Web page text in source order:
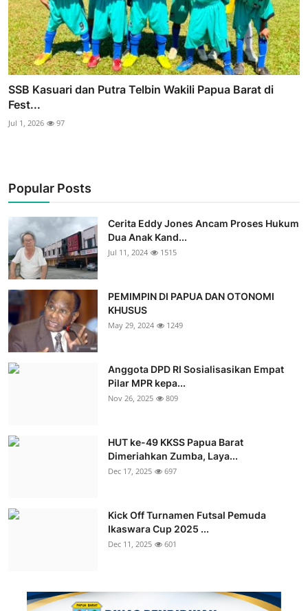
SSB Kasuari dan Putra Telbin Wakili Papua Barat di
Fest...
Jul 1, 2026 97
Popular Posts
Cerita Eddy Jones Ancam Proses Hukum
Dua Anak Kand...
Jul 11, 2024 1515
PEMIMPIN DI PAPUA DAN OTONOMI
KHUSUS
May 29, 2024 1249
Anggota DPD RI Sosialisasikan Empat
Pilar MPR kepa...
Nov 26, 2025 809
HUT ke-49 KKSS Papua Barat
Dimeriahkan Zumba, Laya...
Dec 17, 2025 697
Kick Off Turnamen Futsal Pemuda
Ikaswara Cup 2025 ...
Dec 11, 2025 601